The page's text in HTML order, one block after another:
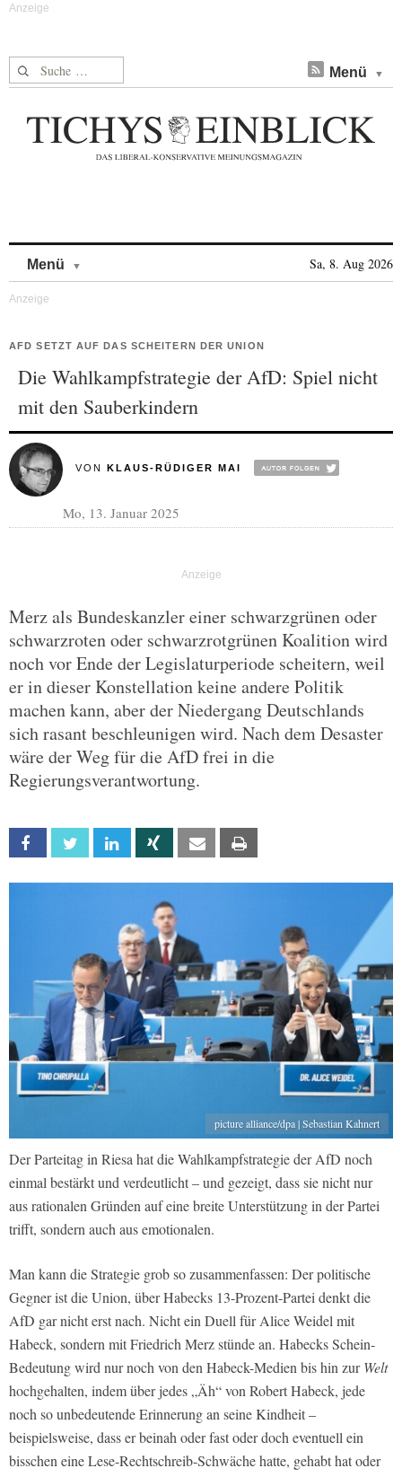
Suche nach: Menü
Menü Sa, 8. Aug 2026
AFD SETZT AUF DAS SCHEITERN DER UNION
Die Wahlkampfstrategie der AfD: Spiel nicht
mit den Sauberkindern
VON KLAUS-RÜDIGER MAI
Mo, 13. Januar 2025
Merz als Bundeskanzler einer schwarzgrünen oder
schwarzroten oder schwarzrotgrünen Koalition wird
noch vor Ende der Legislaturperiode scheitern, weil
er in dieser Konstellation keine andere Politik
machen kann, aber der Niedergang Deutschlands
sich rasant beschleunigen wird. Nach dem Desaster
wäre der Weg für die AfD frei in die
Regierungsverantwortung.
Facebook Twitter Linkedin Xing Email
picture alliance/dpa | Sebastian Kahnert
Der Parteitag in Riesa hat die Wahlkampfstrategie der AfD noch
einmal bestärkt und verdeutlicht – und gezeigt, dass sie nicht nur
aus rationalen Gründen auf eine breite Unterstützung in der Partei
trifft, sondern auch aus emotionalen.
Man kann die Strategie grob so zusammenfassen: Der politische
Gegner ist die Union, über Habecks 13-Prozent-Partei denkt die
AfD gar nicht erst nach. Nicht ein Duell für Alice Weidel mit
Habeck, sondern mit Friedrich Merz stünde an. Habecks Schein-
Bedeutung wird nur noch von den Habeck-Medien bis hin zurWelt
hochgehalten, indem über jedes „Äh“ von Robert Habeck, jede
noch so unbedeutende Erinnerung an seine Kindheit –
beispielsweise, dass er beinah oder fast oder doch eventuell ein
bisschen eine Lese-Rechtschreib-Schwäche hatte, gehabt hat oder